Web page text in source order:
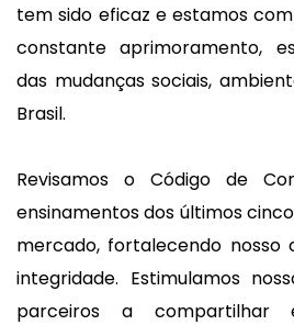
tem sido eficaz e estamos
constante aprimoramento,
das mudanças sociais,
Brasil.
Revisamos o Código de
ensinamentos dos últimos
mercado, fortalecendo nosso
integridade. Estimulamos
parceiros a compartilhar